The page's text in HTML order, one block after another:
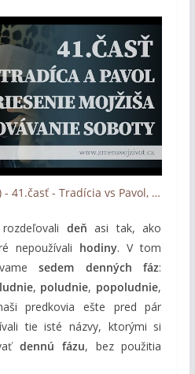
Otázky a odpovede (QA) - 41.časť - Tradícia vs Pavol, Vzkriesenie Mojžiša, Zachovávanie soboty
rozdeľovali deň asi tak, ako
nepoužívali hodiny. V tom
sedem denných fáz:
, poludnie, popoludnie,
predkovia ešte pred pár
tie isté názvy, ktorými si
dennú fázu, bez použitia